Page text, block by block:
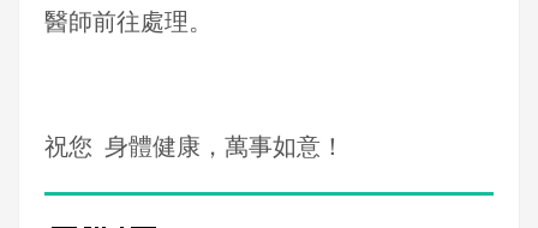
醫師前往處理。
祝您 身體健康，萬事如意！